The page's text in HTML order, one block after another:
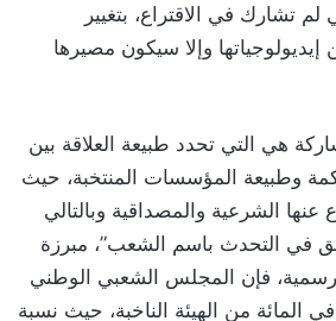
لم تشارك في الاقتراع، بتغيير
إيديولوجياتها وإلا سيكون مصيرها
هي التي تحدد طبيعة العلاقة بين
وطبيعة المؤسسات المنتخبة، حيث
عنها الشرعية والمصداقية وبالتالي
في التحدث باسم الشعب”، مبرزة
فإن المجلس الشعبي الوطني
المقبل انتخبته 18.84 في المائة من الهيئة الناخبة، حيث نسبة